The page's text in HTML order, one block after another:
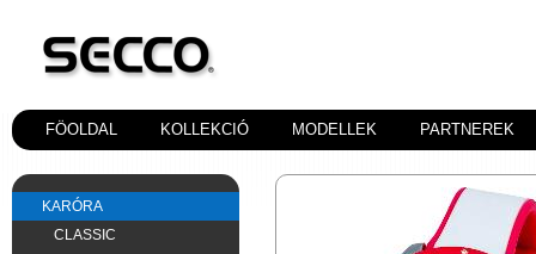
FÖOLDAL KOLLEKCIÓ MODELLEK PARTNEREK
KARÓRA
CLASSIC